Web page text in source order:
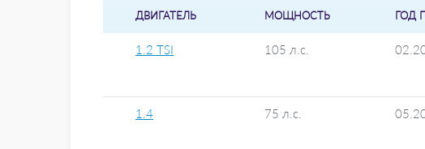
ДВИГАТЕЛЬ МОЩНОСТЬ ГОД
1.2 TSI 105 л.с.
1.4 75 л.с.